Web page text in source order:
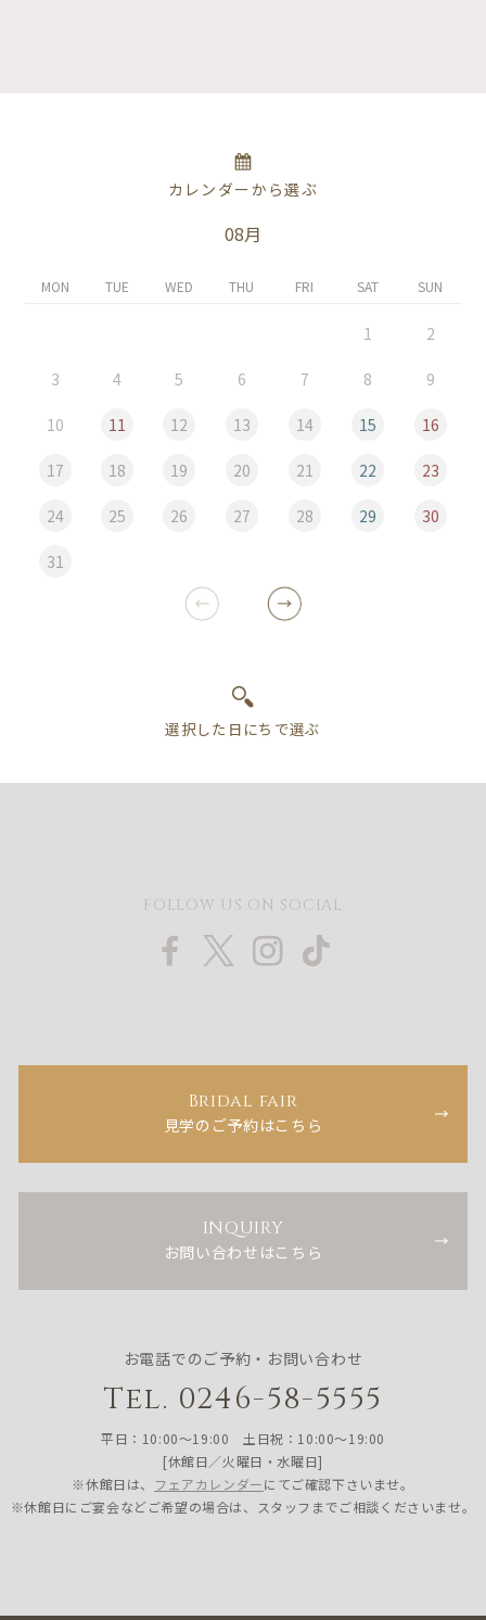
カレンダーから選ぶ
08月
MON TUE WED THU FRI SAT SUN
1 2
3 4 5 6 7 8 9
10 11 12 13 14 15 16
17 18 19 20 21 22 23
24 25 26 27 28 29 30
31
FOLLOW US ON SOCIAL
Bridal fair
見学のご予約はこちら
INQUIRY
お問い合わせはこちら
お電話でのご予約・お問い合わせ
Tel. 0246-58-5555
平日：10:00〜19:00 土日祝：10:00〜19:00
[休館日／火曜日・水曜日]
※休館日は、 フェアカレンダーにてご確認下さいませ。
※休館日にご宴会などご希望の場合は、スタッフまでご相談くださいませ。